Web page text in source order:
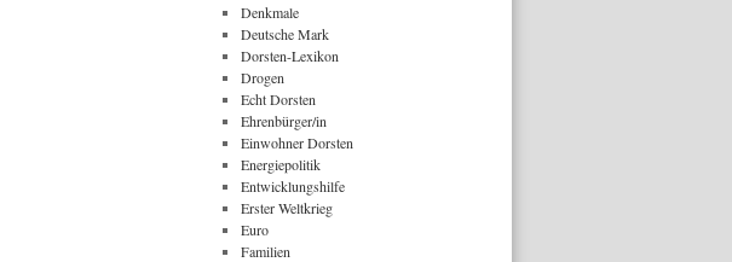
Denkmale
Deutsche Mark
Dorsten-Lexikon
Drogen
Echt Dorsten
Ehrenbürger/in
Einwohner Dorsten
Energiepolitik
Entwicklungshilfe
Erster Weltkrieg
Euro
Familien